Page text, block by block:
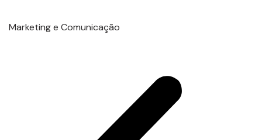
Marketing e Comunicação